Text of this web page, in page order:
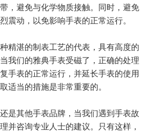
，避免与化学物质接触。同时，避免
震动，以免影响手表的正常运行。
湛的制表工艺的代表，具有高度的
我们的雅典手表受磁了，正确的处理
手表的正常运行，并延长手表的使用
适当的措施是非常重要的。
其他手表品牌，当我们遇到手表故
并咨询专业人士的建议。只有这样，